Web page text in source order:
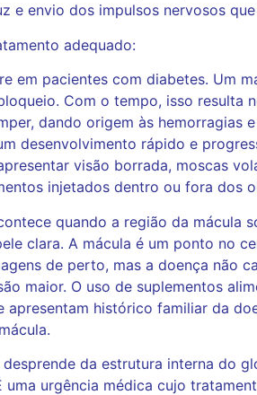
e envio dos impulsos nervosos
adequado:
em pacientes com diabetes. Um
Com o tempo, isso resulta
dando origem às
desenvolvimento rápido e
visão borrada, moscas
injetados dentro ou fora dos
quando a região da mácula
clara. A mácula é um ponto no
de perto, mas a doença não
maior. O uso de suplementos
apresentam histórico familiar da
da estrutura interna do
urgência médica cujo